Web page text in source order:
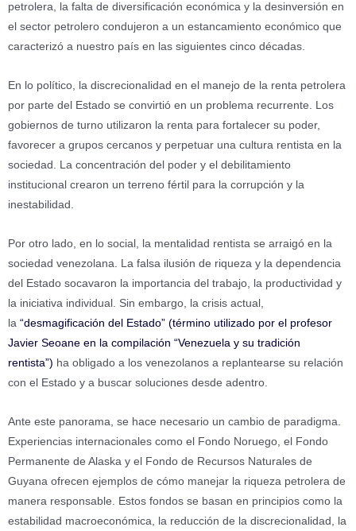
petrolera, la falta de diversificación económica y la desinversión en
el sector petrolero condujeron a un estancamiento económico que
caracterizó a nuestro país en las siguientes cinco décadas.
En lo político, la discrecionalidad en el manejo de la renta petrolera
por parte del Estado se convirtió en un problema recurrente. Los
gobiernos de turno utilizaron la renta para fortalecer su poder,
favorecer a grupos cercanos y perpetuar una cultura rentista en la
sociedad. La concentración del poder y el debilitamiento
institucional crearon un terreno fértil para la corrupción y la
inestabilidad.
Por otro lado, en lo social, la mentalidad rentista se arraigó en la
sociedad venezolana. La falsa ilusión de riqueza y la dependencia
del Estado socavaron la importancia del trabajo, la productividad y
la iniciativa individual. Sin embargo, la crisis actual,
la “desmagificación del Estado” (término utilizado por el profesor
Javier Seoane en la compilación “Venezuela y su tradición
rentista”) ha obligado a los venezolanos a replantearse su relación
con el Estado y a buscar soluciones desde adentro.
Ante este panorama, se hace necesario un cambio de paradigma.
Experiencias internacionales como el Fondo Noruego, el Fondo
Permanente de Alaska y el Fondo de Recursos Naturales de
Guyana ofrecen ejemplos de cómo manejar la riqueza petrolera de
manera responsable. Estos fondos se basan en principios como la
estabilidad macroeconómica, la reducción de la discrecionalidad, la